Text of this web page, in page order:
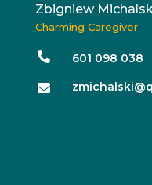
Zbigniew
Charming Caregiver
 601 098 038
